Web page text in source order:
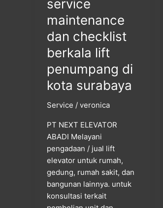
service
maintenance
dan checklist
berkala lift
penumpang di
kota surabaya
Service / veronica
PT NEXT ELEVATOR
ABADI Melayani
pengadaan / jual lift
elevator untuk rumah,
gedung, rumah sakit, dan
bangunan lainnya. untuk
konsultasi terkait